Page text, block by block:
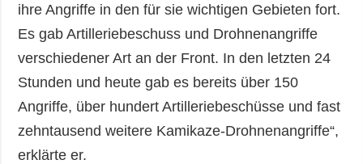
ihre Angriffe in den für sie wichtigen Gebieten fort.
Es gab Artilleriebeschuss und Drohnenangriffe
verschiedener Art an der Front. In den letzten 24
Stunden und heute gab es bereits über 150
Angriffe, über hundert Artilleriebeschüsse und fast
zehntausend weitere Kamikaze-Drohnenangriffe“,
erklärte er.